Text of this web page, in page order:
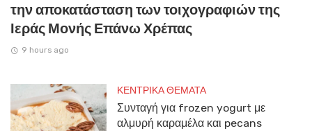
την αποκατάσταση των τοιχογραφιών της
Ιεράς Μονής Επάνω Χρέπας
9 hours ago
ΚΕΝΤΡΙΚΑ ΘΕΜΑΤΑ
Συνταγή για frozen yogurt με
αλμυρή καραμέλα και pecans